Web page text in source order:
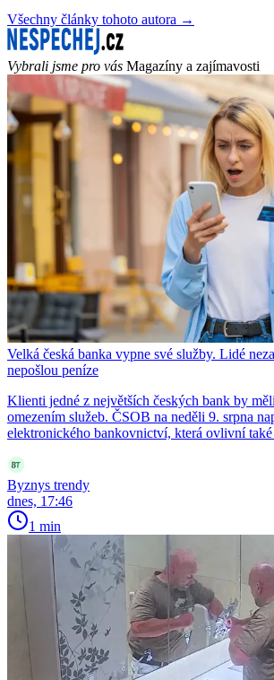
Všechny články tohoto autora →
Vybrali jsme pro vás Magazíny a zajímavosti
Velká česká banka vypne své služby. Lidé
nepošlou peníze
Klienti jedné z největších českých bank by
omezením služeb. ČSOB na neděli 9. srpna
elektronického bankovnictví, která ovlivní
Byznys trendy
dnes, 17:46
1 min